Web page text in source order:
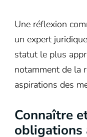
Une réflexion
un expert
statut le plus
notamment de la
aspirations des
Connaître
obligations